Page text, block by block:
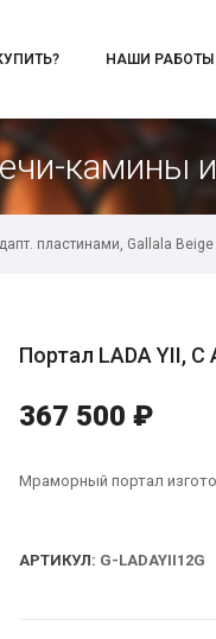
НАШИ РАБОТЫ
камины
пластинами, Gallala
Портал LADA YII,
367 500 ₽
Мраморный портал
АРТИКУЛ: G-LADAYII12G